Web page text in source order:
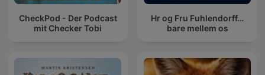
CheckPod - Der Podcast
mit Checker Tobi
Hr og Fru Fuhlendorff…
bare mellem os